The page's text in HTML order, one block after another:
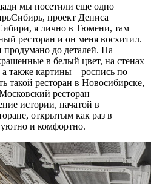
мы посетили еще одно
проект Дениса
я лично в Тюмени, там
ресторан и он меня восхитил.
до деталей. На
в белый цвет, на стенах
а также картины – роспись по
такой ресторан в Новосибирске,
ресторан
истории, начатой в
открытым как раз в
и комфортно.